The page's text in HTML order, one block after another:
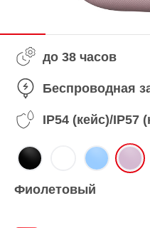
до 38 часов
Беспроводная
IP54 (кейс)/IP57
Фиолетовый